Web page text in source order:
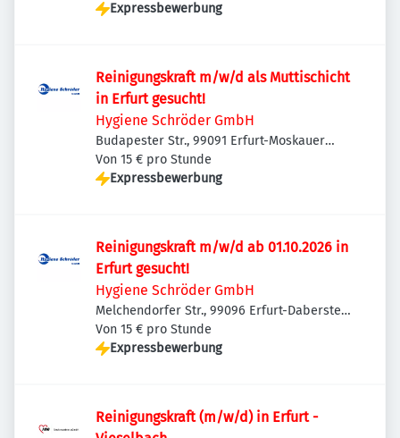
Expressbewerbung
Reinigungskraft m/w/d als Muttischicht
in Erfurt gesucht!
Hygiene Schröder GmbH
Budapester Str., 99091 Erfurt-Moskauer
Platz, Deutschland
Von 15 € pro Stunde
Expressbewerbung
Reinigungskraft m/w/d ab 01.10.2026 in
Erfurt gesucht!
Hygiene Schröder GmbH
Melchendorfer Str., 99096 Erfurt-Daberstedt,
Deutschland
Von 15 € pro Stunde
Expressbewerbung
Reinigungskraft (m/w/d) in Erfurt -